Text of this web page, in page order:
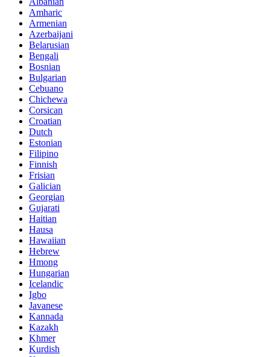
Amharic
Armenian
Azerbaijani
Belarusian
Bengali
Bosnian
Bulgarian
Cebuano
Chichewa
Corsican
Croatian
Dutch
Estonian
Filipino
Finnish
Frisian
Galician
Georgian
Gujarati
Haitian
Hausa
Hawaiian
Hebrew
Hmong
Hungarian
Icelandic
Igbo
Javanese
Kannada
Kazakh
Khmer
Kurdish